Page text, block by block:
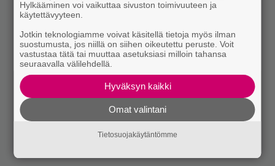
Hylkääminen voi vaikuttaa sivuston toimivuuteen ja
käytettävyyteen.
Jotkin teknologiamme voivat käsitellä tietoja myös ilman
suostumusta, jos niillä on siihen oikeutettu peruste. Voit
vastustaa tätä tai muuttaa asetuksiasi milloin tahansa
seuraavalla välilehdellä.
Hyväksyn kaikki
Omat valintani
Tietosuojakäytäntömme